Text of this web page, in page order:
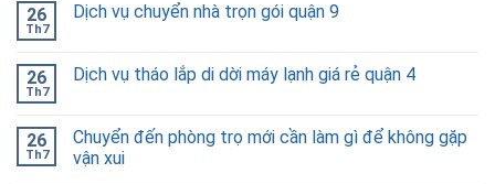
26
Th7
Dịch vụ chuyển nhà trọn gói quận 9
26
Th7
Dịch vụ tháo lắp di dời máy lạnh giá rẻ quận 4
26
Th7
Chuyển đến phòng trọ mới cần làm gì để không gặp
vận xui